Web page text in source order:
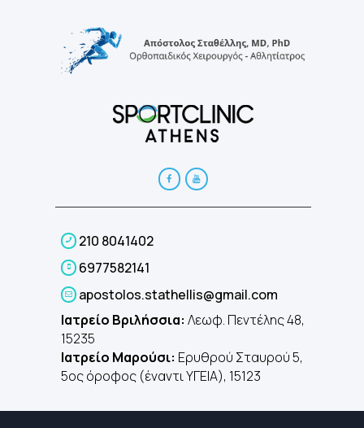
210 8041402
6977582141
apostolos.stathellis@gmail.com
Ιατρείο Βριλήσσια: Λεωφ. Πεντέλης 48,
15235
Ιατρείο Μαρούσι: Ερυθρού Σταυρού 5,
5ος όροφος (έναντι ΥΓΕΙΑ), 15123